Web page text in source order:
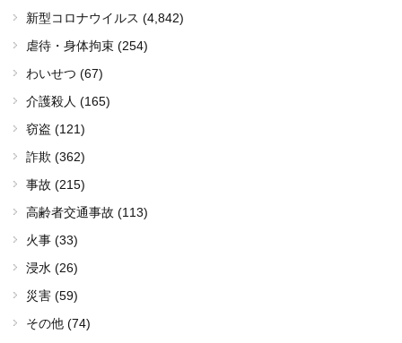
新型コロナウイルス (4,842)
虐待・身体拘束 (254)
わいせつ (67)
介護殺人 (165)
窃盗 (121)
詐欺 (362)
事故 (215)
高齢者交通事故 (113)
火事 (33)
浸水 (26)
災害 (59)
その他 (74)